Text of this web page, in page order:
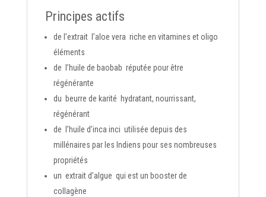
Principes actifs
de l’extrait l’aloe vera riche en vitamines et oligo
éléments
de
l’huile de baobab réputée pour être
régénérante
du beurre de karité hydratant, nourrissant,
régénérant
de
l’huile d’inca inci utilisée depuis des
millénaires par les Indiens pour ses nombreuses
propriétés
un extrait d’algue qui est un booster de
collagène